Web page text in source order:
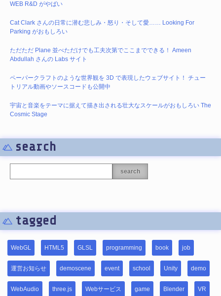
WEB R&D がやばい
Cat Clark さんの日常に潜む悲しみ・怒り・そして愛…… Looking For
Parking がおもしろい
ただただ Plane 並べただけでも工夫次第でここまでできる！ Ameen
Abdullah さんの Labs サイト
ペーパークラフトのような世界観を 3D で表現したウェブサイト！ チュー
トリアル動画やソースコードも公開中
宇宙と音楽をテーマに据えて描き出される壮大なスケールがおもしろい The
Cosmic Stage
search
search
tagged
WebGL HTML5 GLSL programming book job
運営お知らせ demoscene event school Unity demo
WebAudio three.js Webサービス game Blender VR